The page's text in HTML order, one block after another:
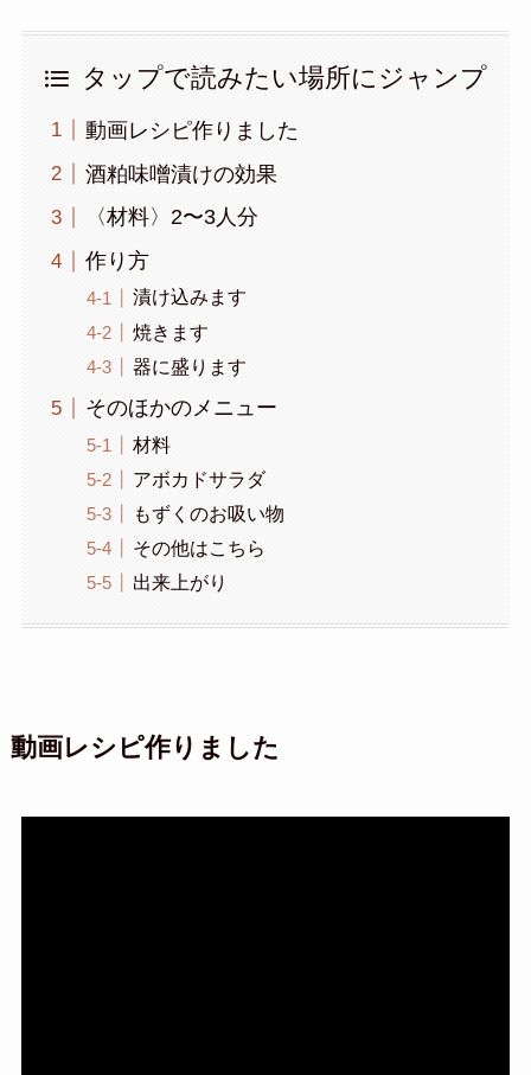
タップで読みたい場所にジャンプ
動画レシピ作りました
酒粕味噌漬けの効果
〈材料〉2〜3人分
作り方
漬け込みます
焼きます
器に盛ります
そのほかのメニュー
材料
アボカドサラダ
もずくのお吸い物
その他はこちら
出来上がり
動画レシピ作りました